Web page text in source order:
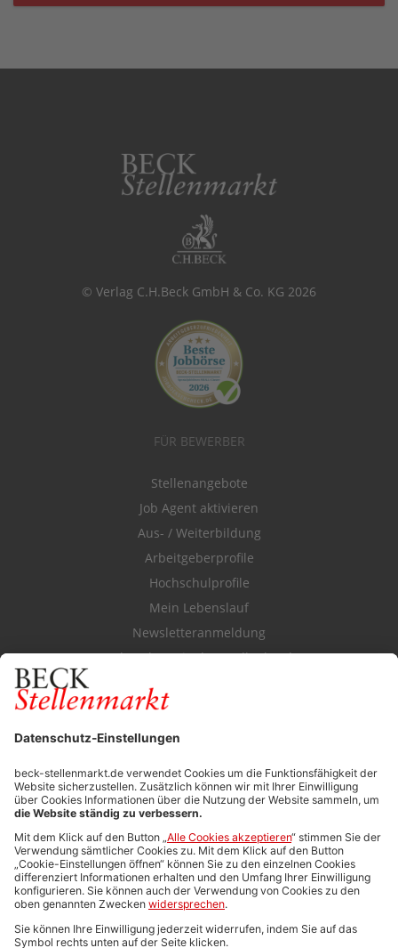
© Verlag C.H.Beck GmbH & Co. KG 2026
FÜR BEWERBER
Stellenangebote
Job Agent aktivieren
Aus- / Weiterbildung
Arbeitgeberprofile
Hochschulprofile
Mein Lebenslauf
Newsletteranmeldung
Durchsuchen Sie den Stellenkatalog
FÜR ARBEITGEBER
Stellenmarktpreise
Anzeigen-AGB
Media-Daten
Newsletteranmeldung
Produktübersicht
ALLGEMEIN
FAQs